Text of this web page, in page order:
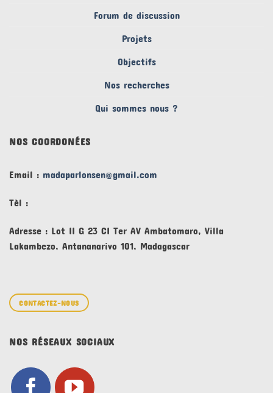
Forum de discussion
Projets
Objectifs
Nos recherches
Qui sommes nous ?
NOS COORDONÉES
Email : madaparlonsen@gmail.com
Tèl :
Adresse : Lot II G 23 CI Ter AV Ambatomaro, Villa
Lakambezo, Antananarivo 101, Madagascar
CONTACTEZ-NOUS
NOS RÉSEAUX SOCIAUX